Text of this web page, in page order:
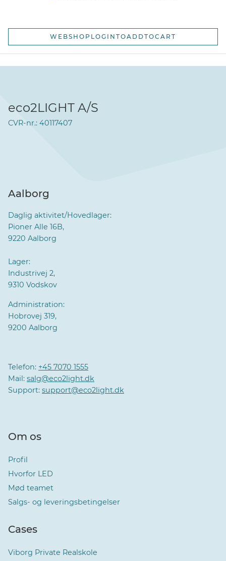
WEBSHOPLOGINTOADDTOCART
eco2LIGHT A/S
CVR-nr.: 40117407
Aalborg
Daglig aktivitet/Hovedlager:
Pioner Alle 16B,
9220 Aalborg
Lager:
Industrivej 2,
9310 Vodskov
Administration:
Hobrovej 319,
9200 Aalborg
Telefon: +45 7070 1555
Mail: salg@eco2light.dk
Support: support@eco2light.dk
Om os
Profil
Hvorfor LED
Mød teamet
Salgs- og leveringsbetingelser
Cases
Viborg Private Realskole